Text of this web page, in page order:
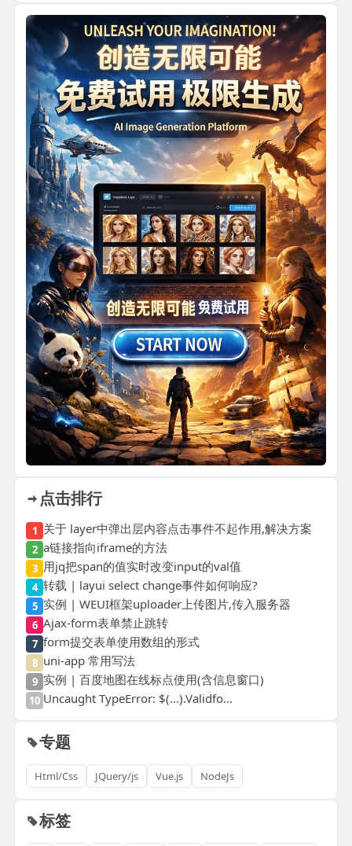
点击排行
1 关于 layer中弹出层内容点击事件不起作用,解决方案
2 a链接指向iframe的方法
3 用jq把span的值实时改变input的val值
4 转载 | layui select change事件如何响应?
5 实例 | WEUI框架uploader上传图片,传入服务器
6 Ajax-form表单禁止跳转
7 form提交表单使用数组的形式
8 uni-app 常用写法
9 实例 | 百度地图在线标点使用(含信息窗口)
10 Uncaught TypeError: $(...).Validfo...
专题
Html/Css JQuery/js Vue.js NodeJs
标签